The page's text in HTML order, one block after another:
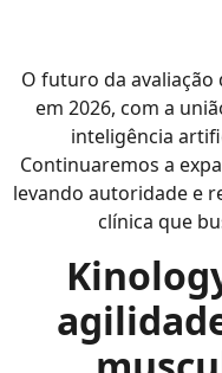
O futuro da avaliação
em 2026, com a
inteligência
Continuaremos a
levando autoridade e
clínica que